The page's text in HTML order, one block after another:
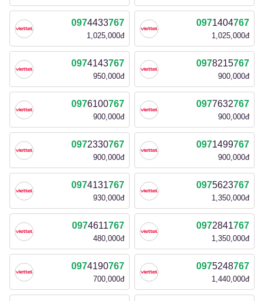
0974433767
1,025,000đ
0971404767
1,025,000đ
0974143767
950,000đ
0978215767
900,000đ
0976100767
900,000đ
0977632767
900,000đ
0972330767
900,000đ
0971499767
900,000đ
0974131767
930,000đ
0975623767
1,350,000đ
0974611767
480,000đ
0972841767
1,350,000đ
0974190767
700,000đ
0975248767
1,440,000đ